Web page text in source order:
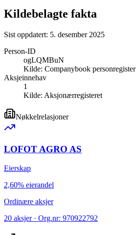
Kildebelagte fakta
Sist oppdatert: 5. desember 2025
Person-ID
ogLQMBuN
Kilde: Companybook personregister
Aksjeinnehav
1
Kilde: Aksjonærregisteret
Nøkkelrelasjoner
LOFOT AGRO AS
Eierskap
2,60% eierandel
Ordinære aksjer
20 aksjer · Org.nr: 970922792